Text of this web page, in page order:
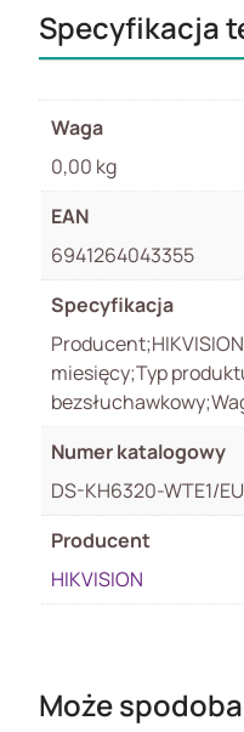
Specyfikacja
Waga
0,00 kg
EAN
6941264043355
Specyfikacja
miesięcy;Typ
Numer katalogowy
DS-KH6320-WTE1/
Producent
HIKVISION
Może